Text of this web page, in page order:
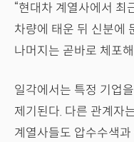
“현대차 계열사에서 최
차량에 태운 뒤 신분에
나머지는 곧바로 체포
일각에서는 특정 기업
제기된다. 다른 관계자
계열사들도 압수수색